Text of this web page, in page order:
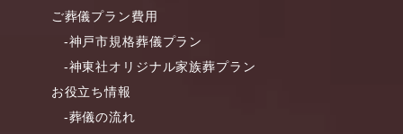
ご葬儀プラン費用
-神戸市規格葬儀プラン
-神東社オリジナル家族葬プラン
お役立ち情報
-葬儀の流れ